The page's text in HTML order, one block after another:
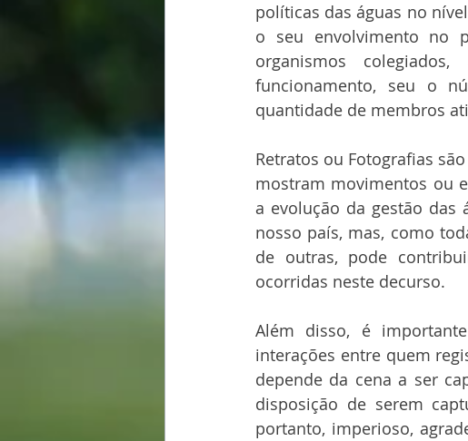
políticas das águas no
o seu envolvimento no
organismos
funcionamento, seu o
quantidade de membros
Retratos ou Fotografias
mostram movimentos ou
a evolução da gestão
nosso país, mas, como
de outras, pode
ocorridas neste decurso.
Além disso, é
interações entre quem
depende da cena a ser
disposição de serem
portanto, imperioso,